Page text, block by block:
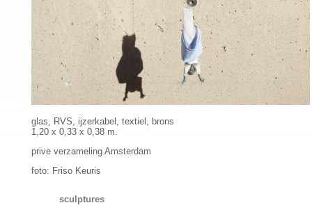
glas, RVS, ijzerkabel, textiel, brons
1,20 x 0,33 x 0,38 m.
prive verzameling Amsterdam
foto: Friso Keuris
sculptures